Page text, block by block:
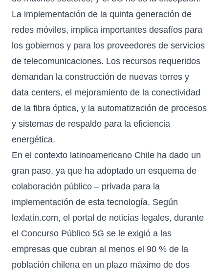
La implementación de la quinta generación de
redes móviles, implica importantes desafíos para
los gobiernos y para los proveedores de servicios
de telecomunicaciones. Los recursos requeridos
demandan la construcción de nuevas torres y
data centers, el mejoramiento de la conectividad
de la fibra óptica, y la automatización de procesos
y sistemas de respaldo para la eficiencia
energética.
En el contexto latinoamericano Chile ha dado un
gran paso, ya que ha adoptado un esquema de
colaboración público – privada para la
implementación de esta tecnología. Según
lexlatin.com, el portal de noticias legales, durante
el Concurso Público 5G se le exigió a las
empresas que cubran al menos el 90 % de la
población chilena en un plazo máximo de dos